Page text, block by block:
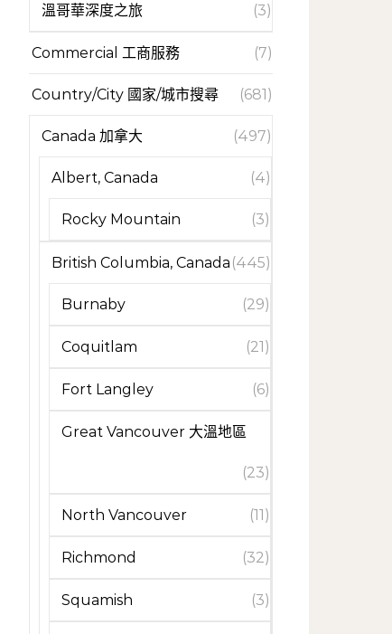
溫哥華深度之旅 (3)
Commercial 工商服務 (7)
Country/City 國家/城市搜尋 (681)
Canada 加拿大 (497)
Albert, Canada (4)
Rocky Mountain (3)
British Columbia, Canada (445)
Burnaby (29)
Coquitlam (21)
Fort Langley (6)
Great Vancouver 大溫地區
(23)
North Vancouver (11)
Richmond (32)
Squamish (3)